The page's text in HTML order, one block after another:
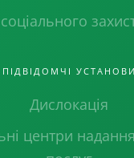
ПІДВІДОМЧІ УСТАНОВИ
Дислокація
центри